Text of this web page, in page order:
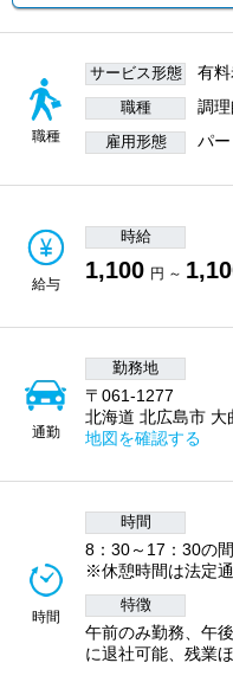
職種
サービス形態 有
職種 調
雇用形態 パ
給与
時給
1,100 円 ～
通勤
勤務地
〒061-1277
北海道 北広島市 大
地図を確認する
時間
時間
8：30～17：30の間
※休憩時間は法定
特徴
午前のみ勤務、午
に退社可能、残業